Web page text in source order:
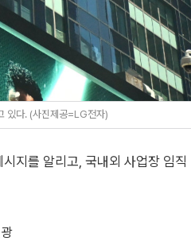
있다. (사진제공=LG전자)
지를 알리고, 국내외 사업장 임직